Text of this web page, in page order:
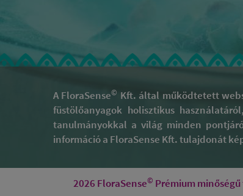
A FloraSense© Kft. által működtetett
füstölőanyagok holisztikus
tanulmányokkal a világ minden
információ a FloraSense Kft. tulajdonát
2026 FloraSense© Prémium